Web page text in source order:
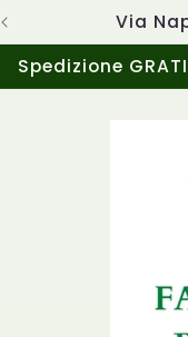
Via
Spedizione